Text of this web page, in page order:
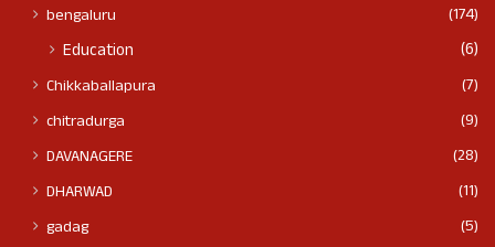
bengaluru
(174)
Education (6)
Chikkaballapura
(7)
chitradurga
(9)
DAVANAGERE
(28)
DHARWAD
(11)
gadag
(5)